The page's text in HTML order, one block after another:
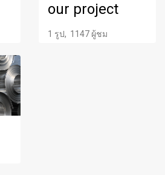
our project
1 รูป, 1147 ผู้ชม